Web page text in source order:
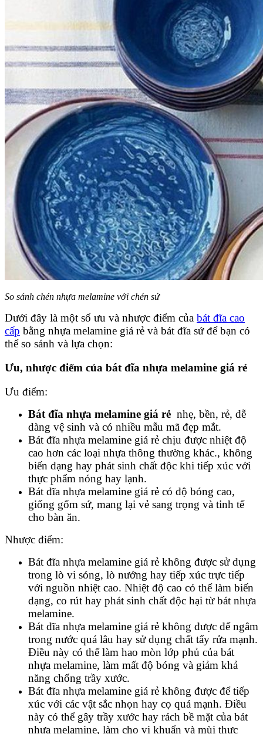
So sánh chén nhựa melamine với chén sứ
Dưới đây là một số ưu và nhược điểm của bát đĩa cao
cấp bằng nhựa melamine giá rẻ và bát đĩa sứ để bạn có
thể so sánh và lựa chọn:
Ưu, nhược điểm của bát đĩa nhựa melamine giá rẻ
Ưu điểm:
Bát đĩa nhựa melamine giá rẻ nhẹ, bền, rẻ, dễ
dàng vệ sinh và có nhiều mẫu mã đẹp mắt.
Bát đĩa nhựa melamine giá rẻ chịu được nhiệt độ
cao hơn các loại nhựa thông thường khác., không
biến dạng hay phát sinh chất độc khi tiếp xúc với
thực phẩm nóng hay lạnh.
Bát đĩa nhựa melamine giá rẻ có độ bóng cao,
giống gốm sứ, mang lại vẻ sang trọng và tinh tế
cho bàn ăn.
Nhược điểm:
Bát đĩa nhựa melamine giá rẻ không được sử dụng
trong lò vi sóng, lò nướng hay tiếp xúc trực tiếp
với nguồn nhiệt cao. Nhiệt độ cao có thể làm biến
dạng, co rút hay phát sinh chất độc hại từ bát nhựa
melamine.
Bát đĩa nhựa melamine giá rẻ không được để ngâm
trong nước quá lâu hay sử dụng chất tẩy rửa mạnh.
Điều này có thể làm hao mòn lớp phủ của bát
nhựa melamine, làm mất độ bóng và giảm khả
năng chống trầy xước.
Bát đĩa nhựa melamine giá rẻ không được để tiếp
xúc với các vật sắc nhọn hay cọ quá mạnh. Điều
này có thể gây trầy xước hay rách bề mặt của bát
nhựa melamine, làm cho vi khuẩn và mùi thực